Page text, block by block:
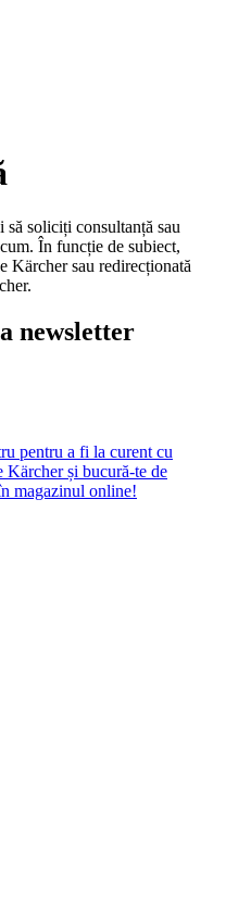
să soliciți consultanță sau
În funcție de subiect,
Kärcher sau redirecționată
newsletter
pentru a fi la curent cu
și bucură-te de
magazinul online!